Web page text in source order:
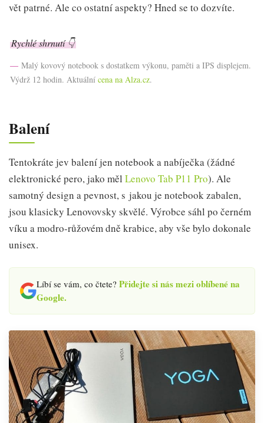
vět patrné. Ale co ostatní aspekty? Hned se to dozvíte.
Rychlé shrnutí 👇
Malý kovový notebook s dostatkem výkonu, paměti a IPS displejem.
Výdrž 12 hodin. Aktuální cena na Alza.cz.
Balení
Tentokráte jev balení jen notebook a nabíječka (žádné
elektronické pero, jako měl Lenovo Tab P11 Pro). Ale
samotný design a pevnost, s jakou je notebook zabalen,
jsou klasicky Lenovovsky skvělé. Výrobce sáhl po černém
víku a modro-růžovém dně krabice, aby vše bylo dokonale
unisex.
Líbí se vám, co čtete? Přidejte si nás mezi oblíbené na
Google.